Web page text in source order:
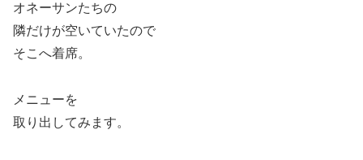
オネーサンたちの
隣だけが空いていたので
そこへ着席。
メニューを
取り出してみます。